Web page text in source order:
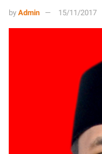
by Admin 15/11/2017